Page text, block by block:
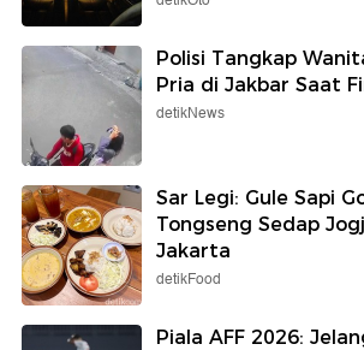
Polisi Tangkap
Pria di Jakbar Saat
detikNews
Sar Legi: Gule Sapi
Tongseng Sedap
Jakarta
detikFood
Piala AFF 2026: